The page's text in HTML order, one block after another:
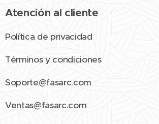
Atención al cliente
Política de privacidad
Términos y condiciones
Soporte@fasarc.com
Ventas@fasarc.com